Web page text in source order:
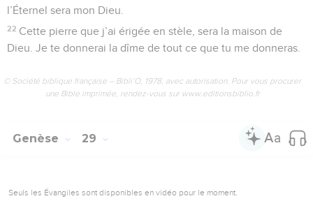
l’Éternel sera mon Dieu.
22 Cette pierre que j’ai érigée en stèle, sera la maison de
Dieu. Je te donnerai la dîme de tout ce que tu me donneras.
© Société biblique française – Bibli’O, 1978, avec autorisation. Pour vous procurer
une Bible imprimée, rendez-vous sur www.editionsbiblio.fr
Genèse 29
Seuls les Évangiles sont disponibles en vidéo pour le moment.